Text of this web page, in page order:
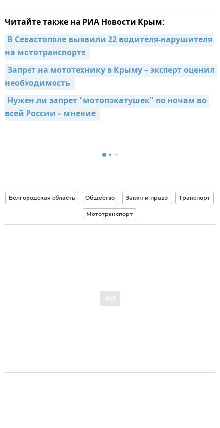
Читайте также на РИА Новости Крым:
В Севастополе выявили 22 водителя-нарушителя
на мототранспорте
Запрет на мототехнику в Крыму – эксперт оценил
необходимость
Нужен ли запрет "мотопокатушек" по ночам во
всей России – мнение
Белгородская область Общество Закон и право Транспорт
Мототранспорт